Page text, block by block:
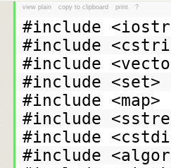
view plain copy to clipboard print ?
#include
#include
#include
#include
#include
#include
#include
#include